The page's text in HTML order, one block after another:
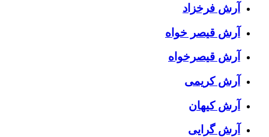
آرش فرخزاد
آرش قیصر خواه
آرش قیصرخواه
آرش کریمی
آرش کیهان
آرش گرایی